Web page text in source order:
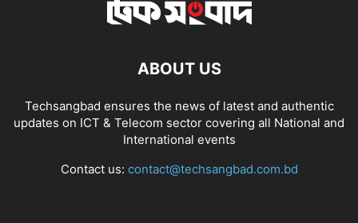
ABOUT US
Techsangbad ensures the news of latest and authentic
updates on ICT & Telecom sector covering all National and
International events
Contact us: contact@techsangbad.com.bd